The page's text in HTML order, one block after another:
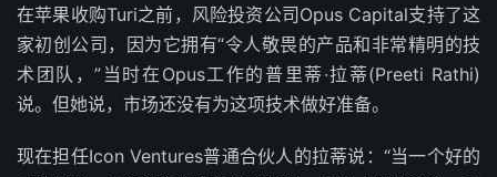
在苹果收购Turi之前，风险投资公司Opus Capital支持了这
家初创公司，因为它拥有“令人敬畏的产品和非常精明的技
术团队，”当时在Opus工作的普里蒂·拉蒂(Preeti Rathi)
说。但她说，市场还没有为这项技术做好准备。
现在担任Icon Ventures普通合伙人的拉蒂说：“当一个好的